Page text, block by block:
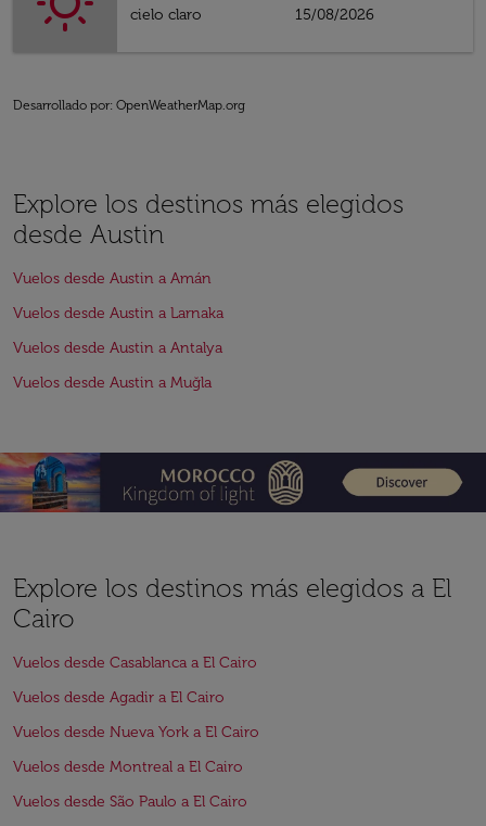
cielo claro
15/08/2026
Desarrollado por: OpenWeatherMap.org
Explore los destinos más elegidos
desde Austin
Vuelos desde Austin a Amán
Vuelos desde Austin a Larnaka
Vuelos desde Austin a Antalya
Vuelos desde Austin a Muğla
Explore los destinos más elegidos a El
Cairo
Vuelos desde Casablanca a El Cairo
Vuelos desde Agadir a El Cairo
Vuelos desde Nueva York a El Cairo
Vuelos desde Montreal a El Cairo
Vuelos desde São Paulo a El Cairo